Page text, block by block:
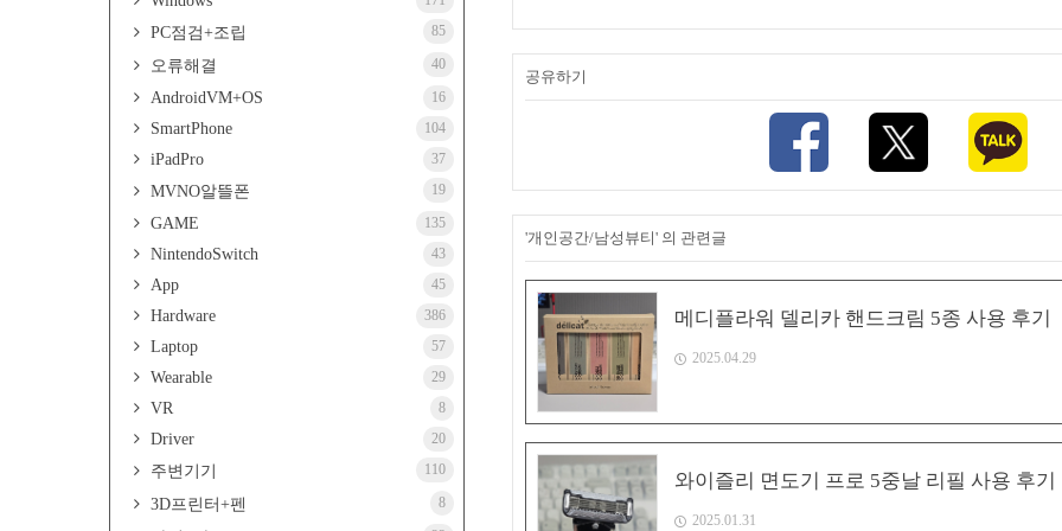
공유하기
'개인공간/남성뷰티' 의 관련글
메디플라워 델리카 핸드크림 5종 사용 후기
2025.04.29
와이즐리 면도기 프로 5중날 리필 사용 후기
2025.01.31
PC점검+조립 85
오류해결 40
AndroidVM+OS 16
SmartPhone 104
iPadPro 37
MVNO알뜰폰 19
GAME 135
NintendoSwitch 43
App 45
Hardware 386
Laptop 57
Wearable 29
VR 8
Driver 20
주변기기 110
3D프린터+펜 8